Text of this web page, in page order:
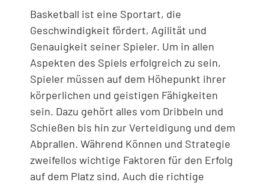
Basketball ist eine Sportart, die
Geschwindigkeit fördert, Agilität und
Genauigkeit seiner Spieler. Um in allen
Aspekten des Spiels erfolgreich zu sein,
Spieler müssen auf dem Höhepunkt ihrer
körperlichen und geistigen Fähigkeiten
sein. Dazu gehört alles vom Dribbeln und
Schießen bis hin zur Verteidigung und dem
Abprallen. Während Können und Strategie
zweifellos wichtige Faktoren für den Erfolg
auf dem Platz sind, Auch die richtige